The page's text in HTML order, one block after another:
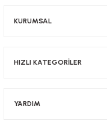
KURUMSAL
HIZLI KATEGORİLER
YARDIM